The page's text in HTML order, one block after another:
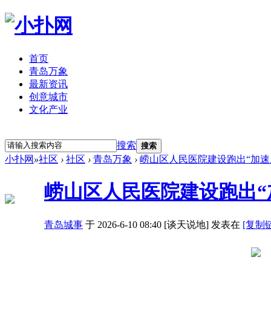
首页
青岛万象
最新资讯
创意城市
文化产业
搜索 搜索
小扑网 »社区 › 社区 › 青岛万象 › 崂山区人民医院建设跑出“加
崂山区人民医院建设跑出
青岛城事 于 2026-6-10 08:40 [谈天说地] 发表在 [复制